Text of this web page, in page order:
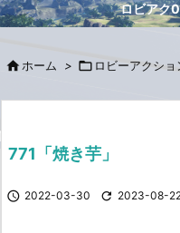
ロビアク
 ホーム >  ロビーアクショ
771「焼き芋」
 2022-03-30  2023-08-